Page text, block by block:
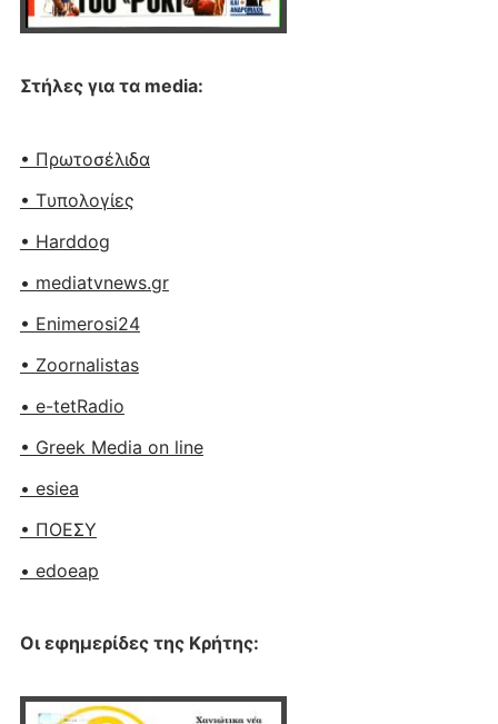
Στήλες για τα media:
• Πρωτοσέλιδα
• Tυπολογίες
• Harddog
• mediatvnews.gr
• Enimerosi24
• Zoornalistas
• e-tetRadio
• Greek Media on line
• esiea
• ΠΟΕΣΥ
• edoeap
Οι εφημερίδες της Κρήτης: